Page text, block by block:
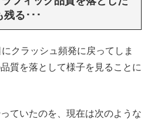
る･･･
クラッシュ頻発に戻ってしま
質を落として様子を見ることに
ていたのを、現在は次のような